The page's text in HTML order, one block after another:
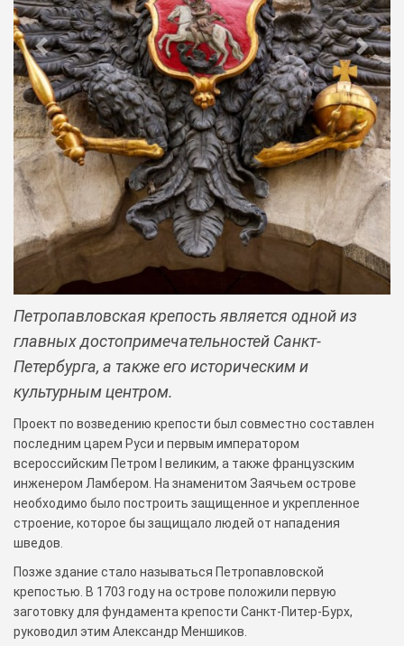
Previous Next
Петропавловская крепость является одной из
главных достопримечательностей Санкт-
Петербурга, а также его историческим и
культурным центром.
Проект по возведению крепости был совместно составлен
последним царем Руси и первым императором
всероссийским Петром I великим, а также французским
инженером Ламбером. На знаменитом Заячьем острове
необходимо было построить защищенное и укрепленное
строение, которое бы защищало людей от нападения
шведов.
Позже здание стало называться Петропавловской
крепостью. В 1703 году на острове положили первую
заготовку для фундамента крепости Санкт-Питер-Бурх,
руководил этим Александр Меншиков.